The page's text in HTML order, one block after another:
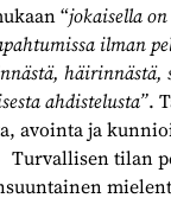
“jokaisella
ilman
häirinnästä,
ahdistelusta”.
avointa ja
Turvallisen tilan